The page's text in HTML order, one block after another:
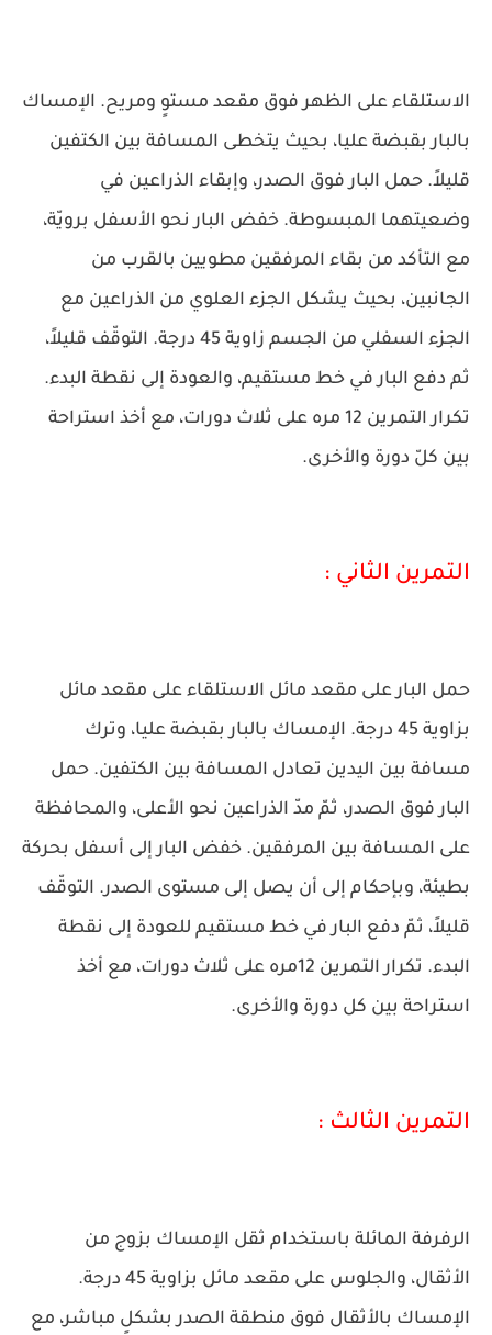
الاستلقاء على الظهر فوق مقعد مستوٍ ومريح. الإمساك
بالبار بقبضة عليا، بحيث يتخطى المسافة بين الكتفين
قليلاً. حمل البار فوق الصدر، وإبقاء الذراعين في
وضعيتهما المبسوطة. خفض البار نحو الأسفل برويّة،
مع التأكد من بقاء المرفقين مطويين بالقرب من
الجانبين، بحيث يشكل الجزء العلوي من الذراعين مع
الجزء السفلي من الجسم زاوية 45 درجة. التوقّف قليلاً،
ثم دفع البار في خط مستقيم، والعودة إلى نقطة البدء.
تكرار التمرين 12 مره على ثلاث دورات، مع أخذ استراحة
بين كلّ دورة والأخرى.
التمرين الثاني :
حمل البار على مقعد مائل الاستلقاء على مقعد مائل
بزاوية 45 درجة. الإمساك بالبار بقبضة عليا، وترك
مسافة بين اليدين تعادل المسافة بين الكتفين. حمل
البار فوق الصدر، ثمّ مدّ الذراعين نحو الأعلى، والمحافظة
على المسافة بين المرفقين. خفض البار إلى أسفل بحركة
بطيئة، وبإحكام إلى أن يصل إلى مستوى الصدر. التوقّف
قليلاً، ثمّ دفع البار في خط مستقيم للعودة إلى نقطة
البدء. تكرار التمرين 12مره على ثلاث دورات، مع أخذ
استراحة بين كل دورة والأخرى.
التمرين الثالث :
الرفرفة المائلة باستخدام ثقل الإمساك بزوج من
الأثقال، والجلوس على مقعد مائل بزاوية 45 درجة.
الإمساك بالأثقال فوق منطقة الصدر بشكلٍ مباشر، مع